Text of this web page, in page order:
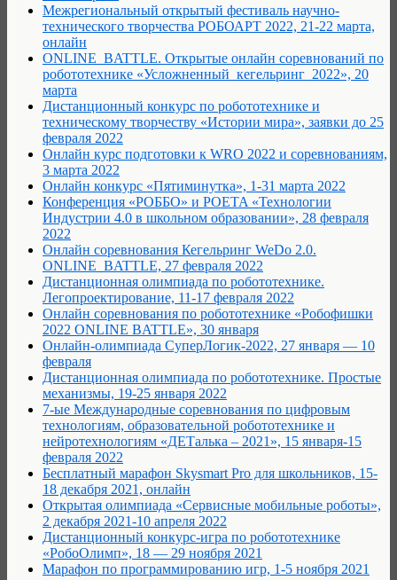
Межрегиональный открытый фестиваль научно-
технического творчества РОБОАРТ 2022, 21-22 марта,
онлайн
ONLINE_BATTLE. Открытые онлайн соревнований по
робототехнике «Усложненный_кегельринг_2022», 20
марта
Дистанционный конкурс по робототехнике и
техническому творчеству «Истории мира», заявки до 25
февраля 2022
Онлайн курс подготовки к WRO 2022 и соревнованиям,
3 марта 2022
Онлайн конкурс «Пятиминутка», 1-31 марта 2022
Конференция «РОББО» и POETA «Технологии
Индустрии 4.0 в школьном образовании», 28 февраля
2022
Онлайн соревнования Кегельринг WeDo 2.0.
ONLINE_BATTLE, 27 февраля 2022
Дистанционная олимпиада по робототехнике.
Легопроектирование, 11-17 февраля 2022
Онлайн соревнования по робототехнике «Робофишки
2022 ONLINE BATTLE», 30 января
Онлайн-олимпиада СуперЛогик-2022, 27 января — 10
февраля
Дистанционная олимпиада по робототехнике. Простые
механизмы, 19-25 января 2022
7-ые Международные соревнования по цифровым
технологиям, образовательной робототехнике и
нейротехнологиям «ДЕТалька – 2021», 15 января-15
февраля 2022
Бесплатный марафон Skysmart Pro для школьников, 15-
18 декабря 2021, онлайн
Открытая олимпиада «Сервисные мобильные роботы»,
2 декабря 2021-10 апреля 2022
Дистанционный конкурс-игра по робототехнике
«РобоОлимп», 18 — 29 ноября 2021
Марафон по программированию игр, 1-5 ноября 2021